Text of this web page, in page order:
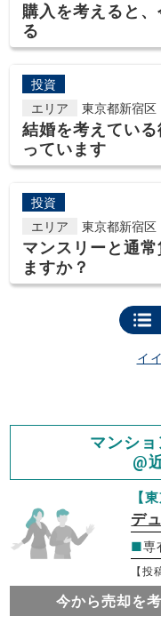
購入を考えると
る
投資
エリア
東京都新宿区
結婚を考えてい
っています
投資
エリア
東京都新宿区
マンスリーと通
ますか？
イ
マンショ
@
【
デ
■専
【
今から売却を